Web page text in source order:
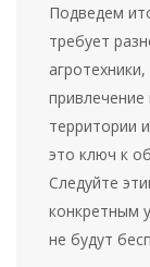
Подведем
требует
привлечение
территории
это ключ к
Следуйте
конкретным
не будут